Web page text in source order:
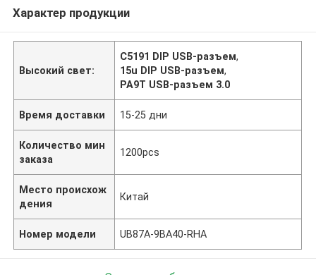
Характер продукции
Высокий свет:
C5191 DIP USB-разъем,
15u DIP USB-разъем,
PA9T USB-разъем 3.0
Время доставки 15-25 дни
Количество мин
заказа
1200pcs
Место происхож
дения
Китай
Номер модели UB87A-9BA40-RHA